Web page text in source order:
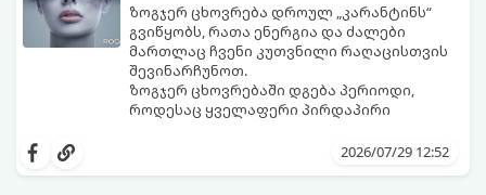
ზოგჯერ ცხოვრება დროულ „კარანტინს“
გვიწყობს, რათა ენერგია და ძალები
მართლაც ჩვენი კუთვნილი რაღაცისთვის
შევინარჩუნოთ.
ზოგჯერ ცხოვრებაში დგება პერიოდი,
როდესაც ყველაფერი პირდაპირი
იშლება მნიშვნელოვანი გარიგებები,
2026/07/29 12:52